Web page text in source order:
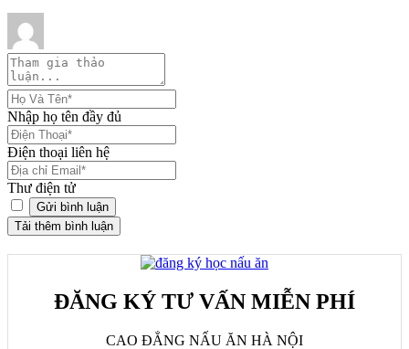
Nhập họ tên đầy đủ
Điện thoại liên hệ
Thư điện tử
Tải thêm bình luận
ĐĂNG KÝ TƯ VẤN MIỄN PHÍ
CAO ĐẲNG NẤU ĂN HÀ NỘI